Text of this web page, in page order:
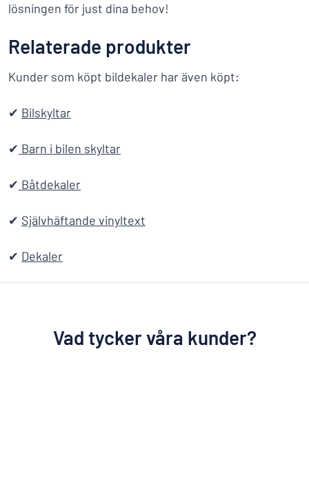
lösningen för just dina behov!
Relaterade produkter
Kunder som köpt bildekaler har även köpt:
✔ Bilskyltar
✔ Barn i bilen skyltar
✔ Båtdekaler
✔ Självhäftande vinyltext
✔ Dekaler
Vad tycker våra kunder?